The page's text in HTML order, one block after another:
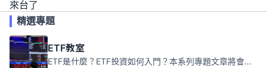
來台了
精選專題
ETF教室
ETF是什麼？ETF投資如何入門？本系列專題文章將會告訴你新手必須知道的ETF基礎知識。